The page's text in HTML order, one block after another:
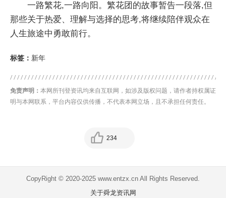
一路繁花,一路向阳。繁花团的故事暂告一段落,但
那些关于热爱、理解与选择的思考,将继续陪伴观众在
人生旅途中勇敢前行。
标签： 新年
免责声明： 本网所刊登资讯均来自互联网，如涉及版权问题，请作者持权属证
明与本网联系，平台内容仅供传播，不代表本网立场，且不承担任何责任。
234
CopyRight © 2020-2025 www.entzx.cn All Rights Reserved.
关于舜龙资讯网